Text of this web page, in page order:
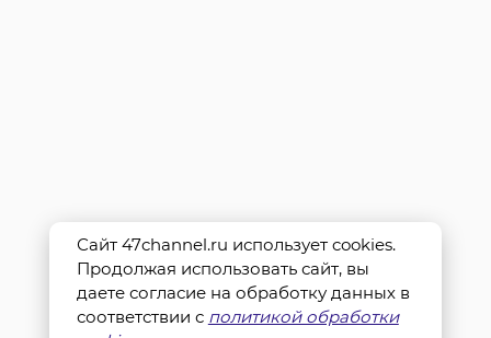
Сайт 47channel.ru использует cookies.
Продолжая использовать сайт, вы
даете согласие на обработку данных в
соответствии с политикой обработки